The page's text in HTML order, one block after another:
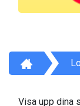
Visa upp dina